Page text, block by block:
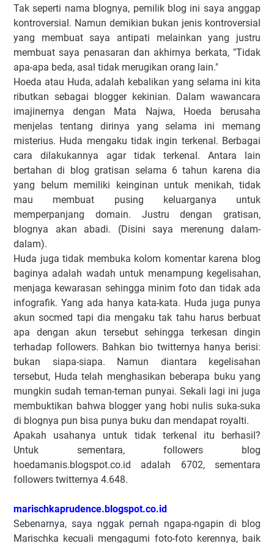
Tak seperti nama blognya, pemilik blog ini saya anggap
kontroversial. Namun demikian bukan jenis kontroversial
yang membuat saya antipati melainkan yang justru
membuat saya penasaran dan akhirnya berkata, "Tidak
apa-apa beda, asal tidak merugikan orang lain."
Hoeda atau Huda, adalah kebalikan yang selama ini kita
ributkan sebagai blogger kekinian. Dalam wawancara
imajinernya dengan Mata Najwa, Hoeda berusaha
menjelas tentang dirinya yang selama ini memang
misterius. Huda mengaku tidak ingin terkenal. Berbagai
cara dilakukannya agar tidak terkenal. Antara lain
bertahan di blog gratisan selama 6 tahun karena dia
yang belum memiliki keinginan untuk menikah, tidak
mau membuat pusing keluarganya untuk
memperpanjang domain. Justru dengan gratisan,
blognya akan abadi. (Disini saya merenung dalam-
dalam).
Huda juga tidak membuka kolom komentar karena blog
baginya adalah wadah untuk menampung kegelisahan,
menjaga kewarasan sehingga minim foto dan tidak ada
infografik. Yang ada hanya kata-kata. Huda juga punya
akun socmed tapi dia mengaku tak tahu harus berbuat
apa dengan akun tersebut sehingga terkesan dingin
terhadap followers. Bahkan bio twitternya hanya berisi:
bukan siapa-siapa. Namun diantara kegelisahan
tersebut, Huda telah menghasikan beberapa buku yang
mungkin sudah teman-teman punyai. Sekali lagi ini juga
membuktikan bahwa blogger yang hobi nulis suka-suka
di blognya pun bisa punya buku dan mendapat royalti.
Apakah usahanya untuk tidak terkenal itu berhasil?
Untuk sementara, followers blog
hoedamanis.blogspot.co.id adalah 6702, sementara
followers twitternya 4.648.
marischkaprudence.blogspot.co.id
Sebenarnya, saya nggak pernah ngapa-ngapin di blog
Marischka kecuali mengagumi foto-foto kerennya, baik